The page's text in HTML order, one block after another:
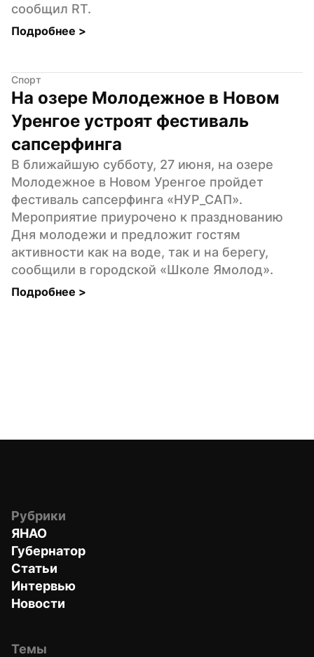
сообщил RT.
Подробнее >
Спорт
На озере Молодежное в Новом
Уренгое устроят фестиваль
сапсерфинга
В ближайшую субботу, 27 июня, на озере
Молодежное в Новом Уренгое пройдет
фестиваль сапсерфинга «НУР_САП».
Мероприятие приурочено к празднованию
Дня молодежи и предложит гостям
активности как на воде, так и на берегу,
сообщили в городской «Школе Ямолод».
Подробнее >
Рубрики
ЯНАО
Губернатор
Статьи
Интервью
Новости
Темы